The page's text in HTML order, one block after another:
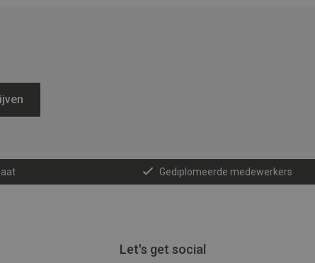
Gediplomeerde medewerkers
Let's get social